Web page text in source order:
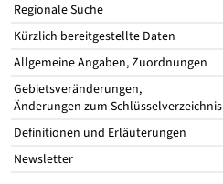
Regionale Suche
Kürzlich bereitgestellte Daten
Allgemeine Angaben, Zuordnungen
Gebietsveränderungen,
Änderungen zum Schlüsselverzeichnis
Definitionen und Erläuterungen
Newsletter